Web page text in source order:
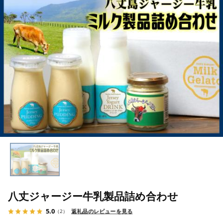
TOP 卵・乳製品 牛乳 八丈ジャージー牛乳製品詰め合わせ
TOP 卵・乳製品 卵 八丈ジャージー牛乳製品詰め合わせ
TOP 卵・乳製品
八丈ジャージー牛乳製品詰め合わせ
5.0 （2） 返礼品のレビューを見る